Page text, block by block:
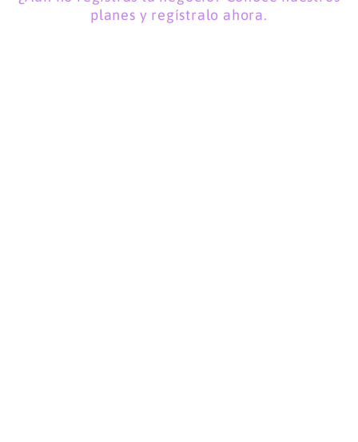
planes y regístralo ahora.